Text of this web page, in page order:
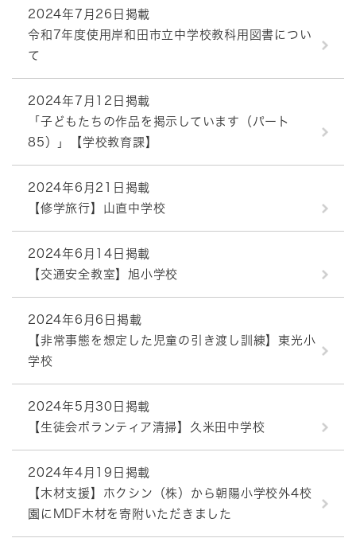
2024年7月26日掲載
令和7年度使用岸和田市立中学校教科用図書につい
て
2024年7月12日掲載
「子どもたちの作品を掲示しています（パート
85）」【学校教育課】
2024年6月21日掲載
【修学旅行】山直中学校
2024年6月14日掲載
【交通安全教室】旭小学校
2024年6月6日掲載
【非常事態を想定した児童の引き渡し訓練】東光小
学校
2024年5月30日掲載
【生徒会ボランティア清掃】久米田中学校
2024年4月19日掲載
【木材支援】ホクシン（株）から朝陽小学校外4校
園にMDF木材を寄附いただきました